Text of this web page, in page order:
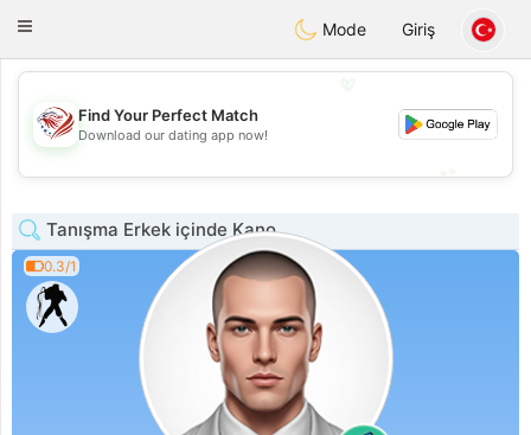
Dating
Toggle
Mode Giriş
💖
💕
Find Your Perfect Match
Download our dating app now!
Tanışma Erkek içinde Kano
0.3/1